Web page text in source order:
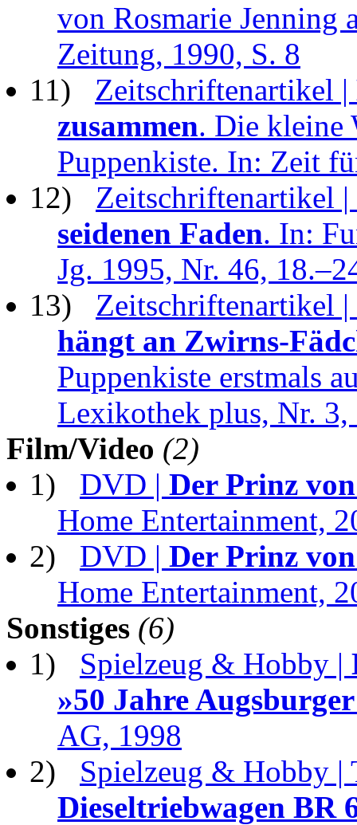
von Rosmarie Jenning
Zeitung, 1990, S. 8
11) Zeitschriftenartikel |
zusammen. Die kleine
Puppenkiste. In: Zeit
12) Zeitschriftenartikel
seidenen Faden. In:
Jg. 1995, Nr. 46,
13) Zeitschriftenartikel
hängt an Zwirns-
Puppenkiste erstmals
Lexikothek plus, Nr. 3,
Film/Video (2)
1) DVD | Der Prinz
Home Entertainment,
2) DVD | Der Prinz
Home Entertainment,
Sonstiges (6)
1) Spielzeug & Hobby |
»50 Jahre
AG, 1998
2) Spielzeug & Hobby
Dieseltriebwagen BR